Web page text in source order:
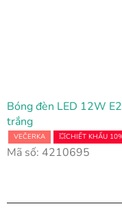
Bóng đèn LED 12W
trắng
VEČERKA 💥CHIẾT KHẤU
Mã số: 4210695